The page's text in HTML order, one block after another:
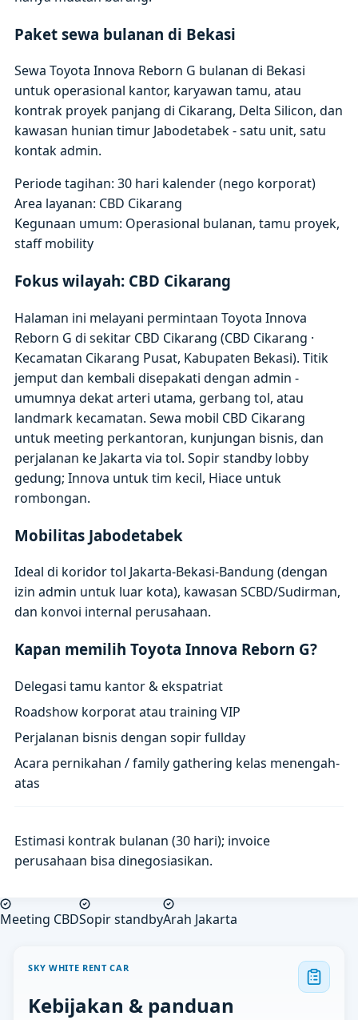
Paket sewa bulanan di Bekasi
Sewa Toyota Innova Reborn G bulanan di Bekasi
untuk operasional kantor, karyawan tamu, atau
kontrak proyek panjang di Cikarang, Delta Silicon, dan
kawasan hunian timur Jabodetabek - satu unit, satu
kontak admin.
Periode tagihan: 30 hari kalender (nego korporat)
Area layanan: CBD Cikarang
Kegunaan umum: Operasional bulanan, tamu proyek,
staff mobility
Fokus wilayah: CBD Cikarang
Halaman ini melayani permintaan Toyota Innova
Reborn G di sekitar CBD Cikarang (CBD Cikarang ·
Kecamatan Cikarang Pusat, Kabupaten Bekasi). Titik
jemput dan kembali disepakati dengan admin -
umumnya dekat arteri utama, gerbang tol, atau
landmark kecamatan. Sewa mobil CBD Cikarang
untuk meeting perkantoran, kunjungan bisnis, dan
perjalanan ke Jakarta via tol. Sopir standby lobby
gedung; Innova untuk tim kecil, Hiace untuk
rombongan.
Mobilitas Jabodetabek
Ideal di koridor tol Jakarta-Bekasi-Bandung (dengan
izin admin untuk luar kota), kawasan SCBD/Sudirman,
dan konvoi internal perusahaan.
Kapan memilih Toyota Innova Reborn G?
Delegasi tamu kantor & ekspatriat
Roadshow korporat atau training VIP
Perjalanan bisnis dengan sopir fullday
Acara pernikahan / family gathering kelas menengah-
atas
Estimasi kontrak bulanan (30 hari); invoice
perusahaan bisa dinegosiasikan.
Meeting CBDSopir standbyArah Jakarta
SKY WHITE RENT CAR
Kebijakan & panduan